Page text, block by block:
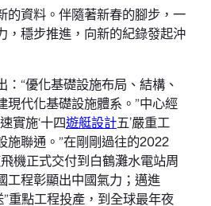
的資料。伴隨著新春的腳步，一
，穩步推進，向新的紀錄發起沖
“優化基礎設施布局、結構、
現代化基礎設施體系。”中心經
實施‘十四遊艇設計五’嚴重工
施聯通。”在剛剛過往的2022
機正式交付到白鶴灘水電站周
工程彰顯出中國氣力；邁進
重點工程投產，到全球最年夜